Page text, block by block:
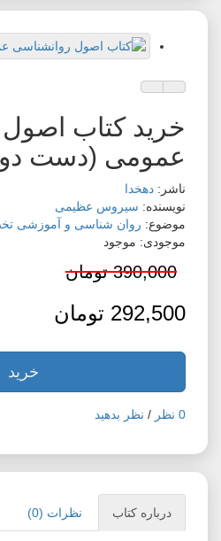
افزودن به لیست دلخواه
مقایسه این محصول
خرید کتاب
عمومی (دست
ناشر: دهخدا
نویسنده: سیروس عظیمی
موضوع: روان شناسی و آموزشی
موجودی: موجود
390,000 تومان
292,500 تومان
خرید
0 نظر / نظر بدهید
درباره کتاب نظرات (0)